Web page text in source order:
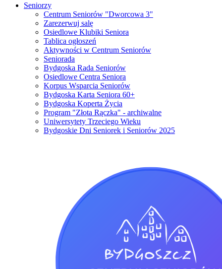
Seniorzy
Centrum Seniorów "Dworcowa 3"
Zarezerwuj salę
Osiedlowe Klubiki Seniora
Tablica ogłoszeń
Aktywności w Centrum Seniorów
Seniorada
Bydgoska Rada Seniorów
Osiedlowe Centra Seniora
Korpus Wsparcia Seniorów
Bydgoska Karta Seniora 60+
Bydgoska Koperta Życia
Program "Złota Rączka" - archiwalne
Uniwersytety Trzeciego Wieku
Bydgoskie Dni Seniorek i Seniorów 2025